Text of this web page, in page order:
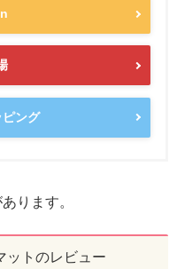
ング
ります。
ットのレビュー